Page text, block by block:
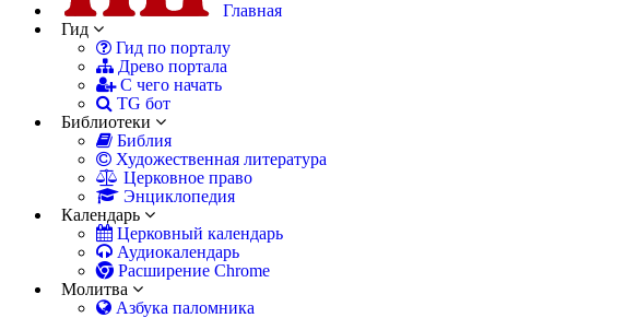
Главная
Гид
Гид по порталу
Древо портала
С чего начать
TG бот
Библиотеки
Библия
Художественная литература
Церковное право
Энциклопедия
Календарь
Церковный календарь
Аудиокалендарь
Расширение Chrome
Молитва
Азбука паломника